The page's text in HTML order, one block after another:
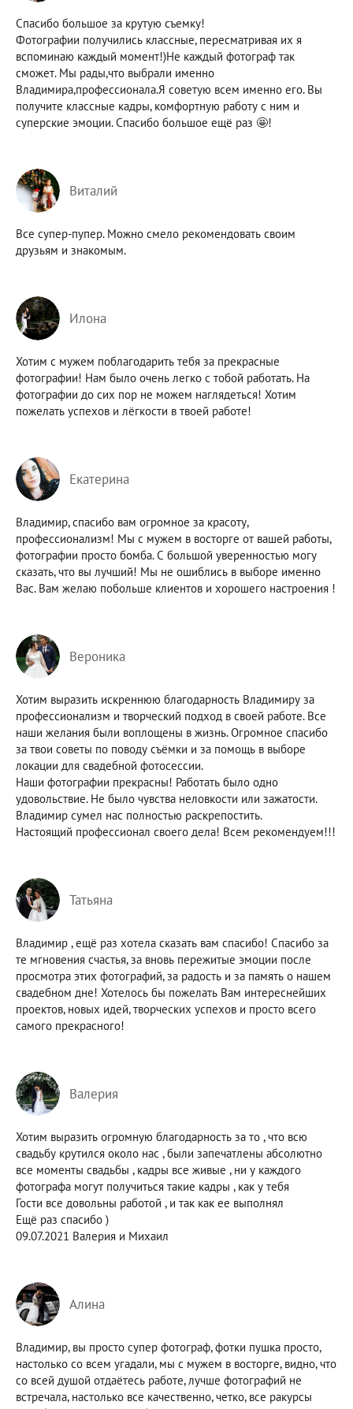
Спасибо большое за крутую съемку!
Фотографии получились классные, пересматривая их я
вспоминаю каждый момент!)Не каждый фотограф так
сможет. Мы рады,что выбрали именно
Владимира,профессионала.Я советую всем именно его. Вы
получите классные кадры, комфортную работу с ним и
суперские эмоции. Спасибо большое ещё раз 🤩!
Виталий
Все супер-пупер. Можно смело рекомендовать своим
друзьям и знакомым.
Илона
Хотим с мужем поблагодарить тебя за прекрасные
фотографии! Нам было очень легко с тобой работать. На
фотографии до сих пор не можем наглядеться! Хотим
пожелать успехов и лёгкости в твоей работе!
Екатерина
Владимир, спасибо вам огромное за красоту,
профессионализм! Мы с мужем в восторге от вашей работы,
фотографии просто бомба. С большой уверенностью могу
сказать, что вы лучший! Мы не ошиблись в выборе именно
Вас. Вам желаю побольше клиентов и хорошего настроения !
Вероника
Хотим выразить искреннюю благодарность Владимиру за
профессионализм и творческий подход в своей работе. Все
наши желания были воплощены в жизнь. Огромное спасибо
за твои советы по поводу съёмки и за помощь в выборе
локации для свадебной фотосессии.
Наши фотографии прекрасны! Работать было одно
удовольствие. Не было чувства неловкости или зажатости.
Владимир сумел нас полностью раскрепостить.
Настоящий профессионал своего дела! Всем рекомендуем!!!
Татьяна
Владимир , ещё раз хотела сказать вам спасибо! Спасибо за
те мгновения счастья, за вновь пережитые эмоции после
просмотра этих фотографий, за радость и за память о нашем
свадебном дне! Хотелось бы пожелать Вам интереснейших
проектов, новых идей, творческих успехов и просто всего
самого прекрасного!
Валерия
Хотим выразить огромную благодарность за то , что всю
свадьбу крутился около нас , были запечатлены абсолютно
все моменты свадьбы , кадры все живые , ни у каждого
фотографа могут получиться такие кадры , как у тебя
Гости все довольны работой , и так как ее выполнял
Ещё раз спасибо )
09.07.2021 Валерия и Михаил
Алина
Владимир, вы просто супер фотограф, фотки пушка просто,
настолько со всем угадали, мы с мужем в восторге, видно, что
со всей душой отдаётесь работе, лучше фотографий не
встречала, настолько все качественно, четко, все ракурсы